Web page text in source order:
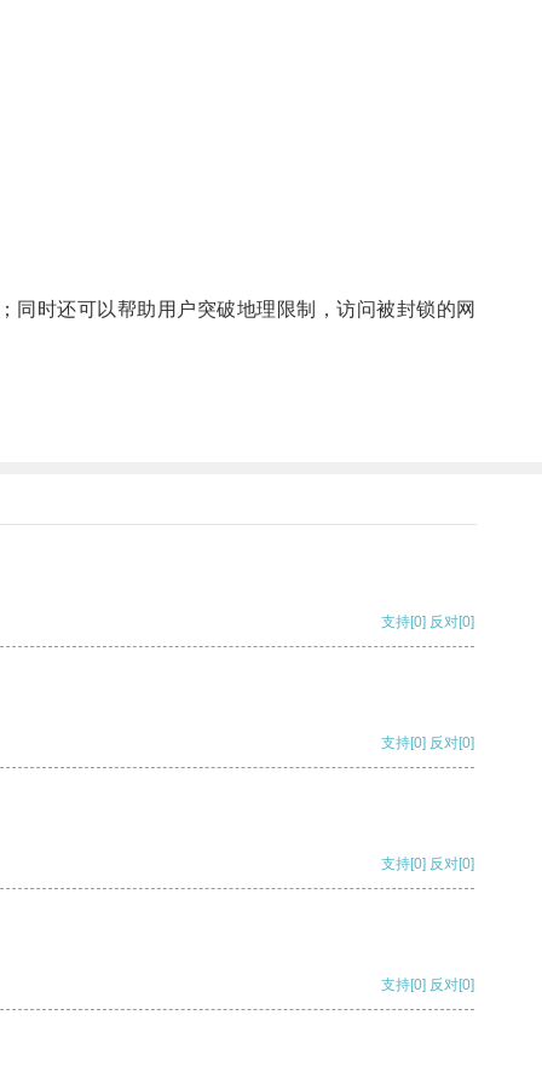
时还可以帮助用户突破地理限制，访问被封锁的网
支持[0] 反对[0]
支持[0] 反对[0]
支持[0] 反对[0]
支持[0] 反对[0]